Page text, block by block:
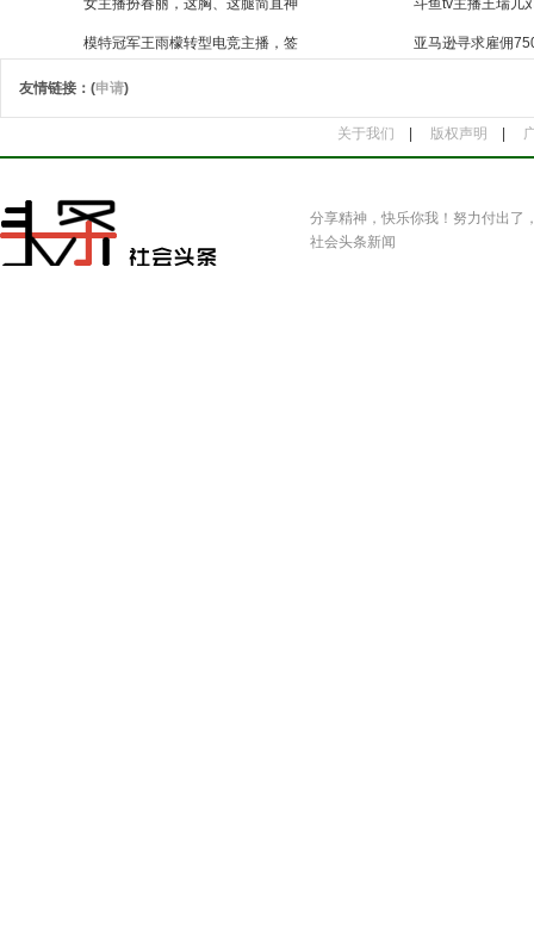
女主播扮春丽，这胸、这腿简直神 斗鱼tv主播王瑞儿
模特冠军王雨檬转型电竞主播，签 亚马逊寻求雇佣
友情链接：(申请)
关于我们 版权声明
分享精神，快乐你我！努力付出了
社会头条新闻